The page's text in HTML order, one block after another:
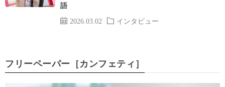
2026.03.02 インタビュー
語
フリーペーパー［カンフェティ］